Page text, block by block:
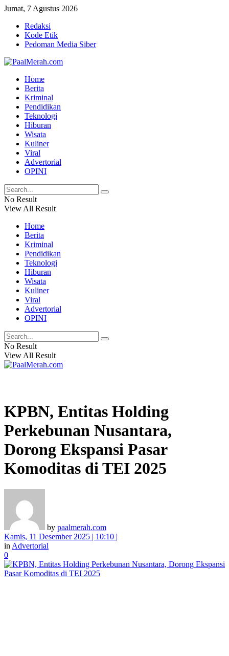
Jumat, 7 Agustus 2026
Redaksi
Kode Etik
Pedoman Media Siber
Home
Berita
Kriminal
Pendidikan
Teknologi
Hiburan
Wisata
Kuliner
Viral
Advertorial
OPINI
No Result
View All Result
Home
Berita
Kriminal
Pendidikan
Teknologi
Hiburan
Wisata
Kuliner
Viral
Advertorial
OPINI
No Result
View All Result
KPBN, Entitas Holding
Perkebunan Nusantara,
Dorong Ekspansi Pasar
Komoditas di TEI 2025
by paalmerah.com
Kamis, 11 Desember 2025 | 10:10 |
in Advertorial
0